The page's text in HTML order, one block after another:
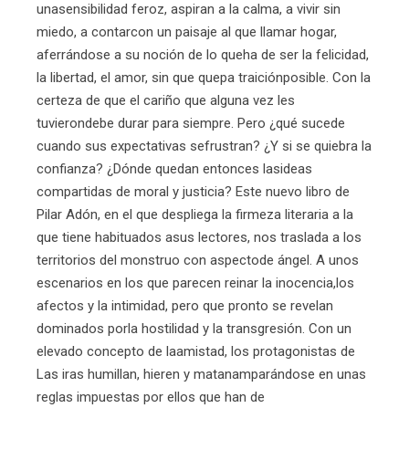
unasensibilidad feroz, aspiran a la calma, a vivir sin
miedo, a contarcon un paisaje al que llamar hogar,
aferrándose a su noción de lo queha de ser la felicidad,
la libertad, el amor, sin que quepa traiciónposible. Con la
certeza de que el cariño que alguna vez les
tuvierondebe durar para siempre. Pero ¿qué sucede
cuando sus expectativas sefrustran? ¿Y si se quiebra la
confianza? ¿Dónde quedan entonces lasideas
compartidas de moral y justicia? Este nuevo libro de
Pilar Adón, en el que despliega la firmeza literaria a la
que tiene habituados asus lectores, nos traslada a los
territorios del monstruo con aspectode ángel. A unos
escenarios en los que parecen reinar la inocencia,los
afectos y la intimidad, pero que pronto se revelan
dominados porla hostilidad y la transgresión. Con un
elevado concepto de laamistad, los protagonistas de
Las iras humillan, hieren y matanamparándose en unas
reglas impuestas por ellos que han de